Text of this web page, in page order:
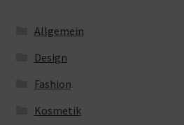
Allgemein
Design
Fashion
Kosmetik